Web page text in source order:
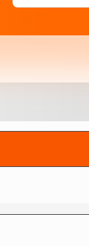
Veja
André
Veja
André
VIDA E